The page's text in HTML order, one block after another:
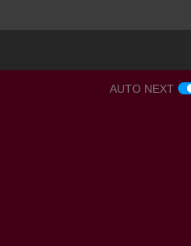
AUTO NEXT